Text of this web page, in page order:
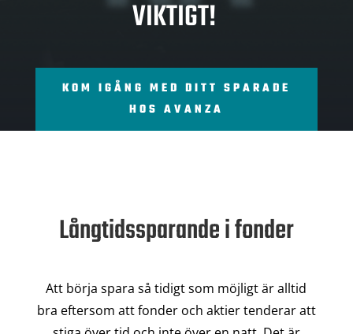
VIKTIGT!
KOM IGÅNG MED DITT SPARADE
HOS AVANZA
Långtidssparande i fonder
Att börja spara så tidigt som möjligt är alltid
bra eftersom att fonder och aktier tenderar att